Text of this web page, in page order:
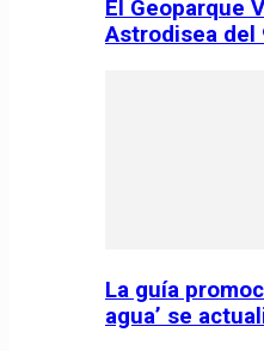
El Geoparque
Astrodisea del
La guía
agua’ se